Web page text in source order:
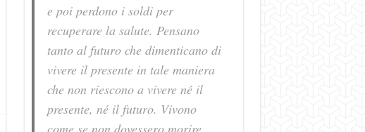
e poi perdono i soldi per
recuperare la salute. Pensano
tanto al futuro che dimenticano di
vivere il presente in tale maniera
che non riescono a vivere né il
presente, né il futuro. Vivono
come se non dovessero morire